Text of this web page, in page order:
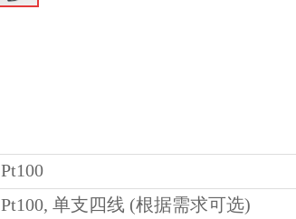
Pt100
Pt100, 单支四线 (根据需求可选)